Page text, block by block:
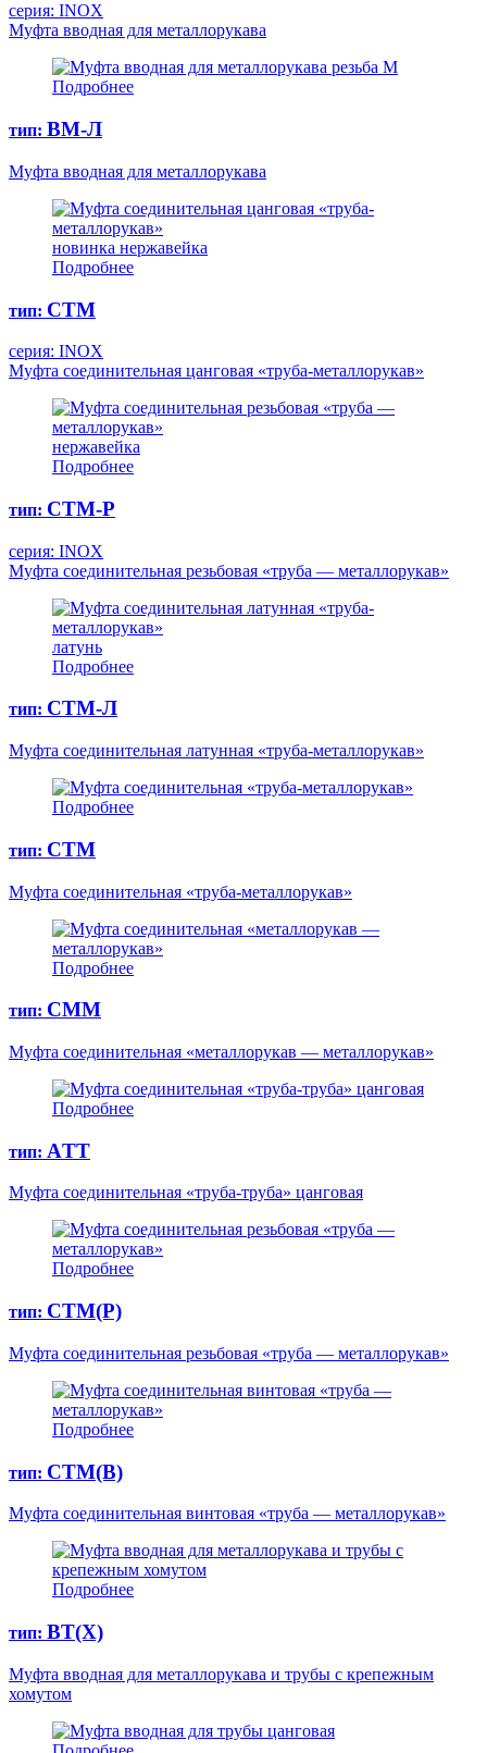
серия: INOX
Муфта вводная для металлорукава
резьба М
Подробнее
тип: ВМ-Л
Муфта вводная для металлорукава
новинка нержавейка
Подробнее
тип: СТМ
серия: INOX
Муфта соединительная цанговая «труба-металлорукав»
нержавейка
Подробнее
тип: СТМ-Р
серия: INOX
Муфта соединительная резьбовая «труба — металлорукав»
латунь
Подробнее
тип: СТМ-Л
Муфта соединительная латунная «труба-металлорукав»
Подробнее
тип: СТМ
Муфта соединительная «труба-металлорукав»
Подробнее
тип: СММ
Муфта соединительная «металлорукав — металлорукав»
Подробнее
тип: AТТ
Муфта соединительная «труба-труба» цанговая
Подробнее
тип: СТМ(Р)
Муфта соединительная резьбовая «труба — металлорукав»
Подробнее
тип: СТМ(B)
Муфта соединительная винтовая «труба — металлорукав»
Подробнее
тип: ВТ(Х)
Муфта вводная для металлорукава и трубы с крепежным
хомутом